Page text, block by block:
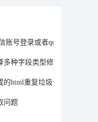
账号登录或者qq账号登录获
种字段类型修改方法
html重复垃圾信息
问题